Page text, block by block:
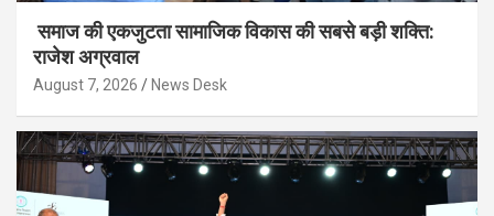
समाज की एकजुटता सामाजिक विकास की सबसे बड़ी शक्ति:
राजेश अग्रवाल
August 7, 2026 News Desk